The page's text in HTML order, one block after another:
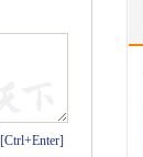
[Ctrl+Enter]